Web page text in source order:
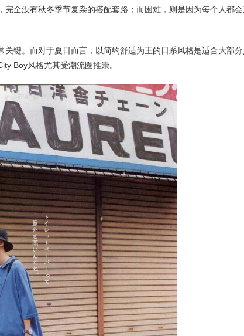
全没有秋冬季节复杂的搭配套路；而困难，则是因为每个人都
键。而对于夏日而言，以简约舒适为王的日系风格是适合大部
Boy风格尤其受潮流圈推崇。